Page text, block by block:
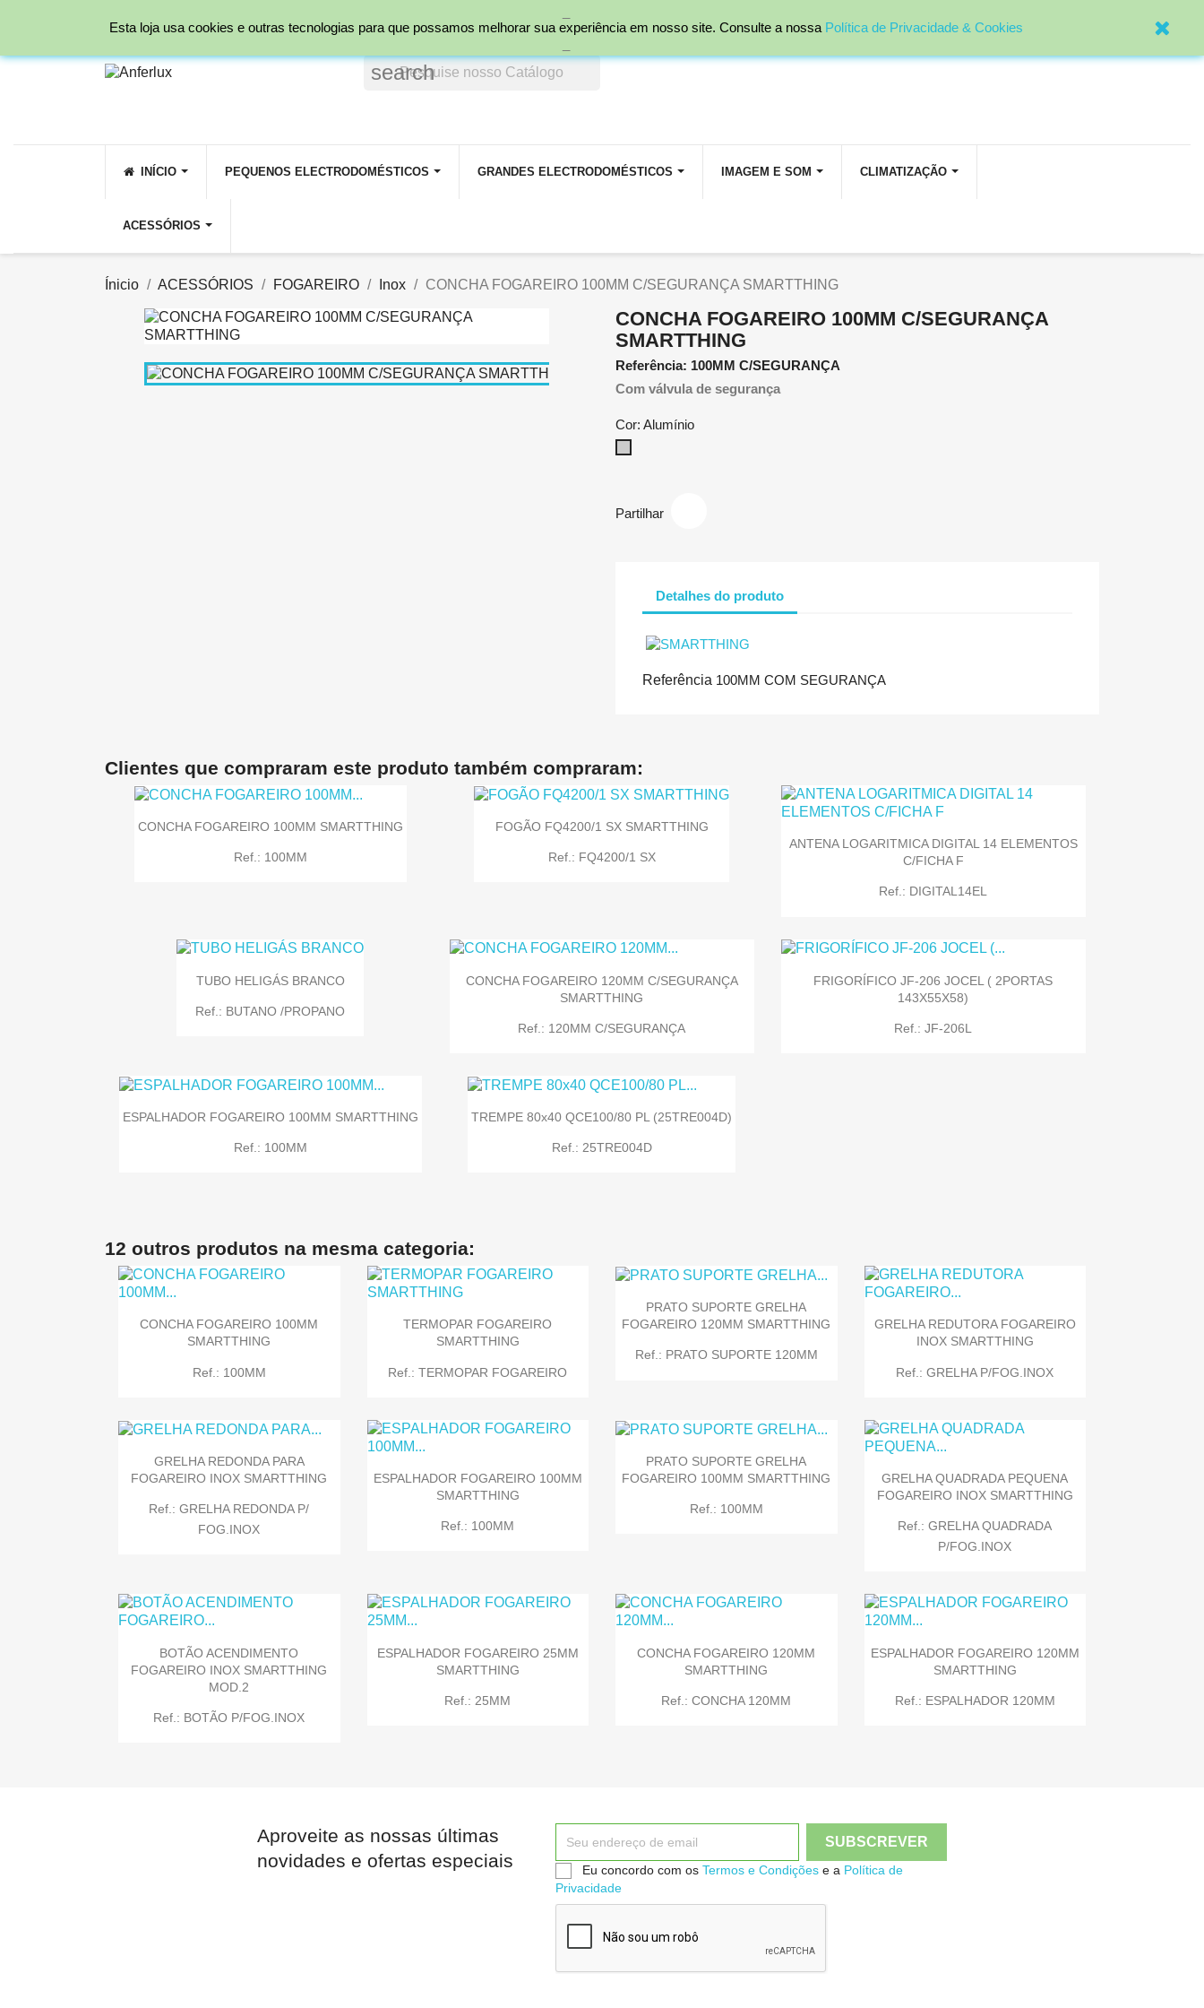
Ligue para nós:231 209 800 ( Rede fixa Nacional)
search
INÍCIO PEQUENOS ELECTRODOMÉSTICOS GRANDES ELECTRODOMÉSTICOS IMAGEM E SOM CLIMATIZAÇÃO
ACESSÓRIOS
Ínicio ACESSÓRIOS FOGAREIRO Inox CONCHA FOGAREIRO 100MM C/SEGURANÇA SMARTTHING
CONCHA FOGAREIRO 100MM C/SEGURANÇA
SMARTTHING
Referência: 100MM C/SEGURANÇA
Com válvula de segurança
Cor: Alumínio
Partilhar
Detalhes do produto
Referência 100MM COM SEGURANÇA
Clientes que compraram este produto também compraram:
CONCHA FOGAREIRO 100MM SMARTTHING
Ref.: 100MM
FOGÃO FQ4200/1 SX SMARTTHING
Ref.: FQ4200/1 SX
 Quick view
ANTENA LOGARITMICA DIGITAL 14 ELEMENTOS
C/FICHA F
Ref.: DIGITAL14EL
Quick view
TUBO HELIGÁS BRANCO
Ref.: BUTANO /PROPANO
CONCHA FOGAREIRO 120MM C/SEGURANÇA
SMARTTHING
Ref.: 120MM C/SEGURANÇA
FRIGORÍFICO JF-206 JOCEL ( 2PORTAS
143X55X58)
Ref.: JF-206L
ESPALHADOR FOGAREIRO 100MM SMARTTHING
Ref.: 100MM
 Quick view
TREMPE 80x40 QCE100/80 PL (25TRE004D)
Ref.: 25TRE004D
 Quick view
12 outros produtos na mesma categoria:
CONCHA FOGAREIRO 100MM
SMARTTHING
Ref.: 100MM
 Quick view
TERMOPAR FOGAREIRO
SMARTTHING
Ref.: TERMOPAR FOGAREIRO
PRATO SUPORTE GRELHA
FOGAREIRO 120MM SMARTTHING
Ref.: PRATO SUPORTE 120MM
 Quick view
GRELHA REDUTORA FOGAREIRO
INOX SMARTTHING
Ref.: GRELHA P/FOG.INOX
GRELHA REDONDA PARA
FOGAREIRO INOX SMARTTHING
Ref.: GRELHA REDONDA P/
FOG.INOX
 Quick view
ESPALHADOR FOGAREIRO 100MM
SMARTTHING
Ref.: 100MM
 Quick view
PRATO SUPORTE GRELHA
FOGAREIRO 100MM SMARTTHING
Ref.: 100MM
 Quick view
GRELHA QUADRADA PEQUENA
FOGAREIRO INOX SMARTTHING
Ref.: GRELHA QUADRADA
P/FOG.INOX
 Quick view
BOTÃO ACENDIMENTO
FOGAREIRO INOX SMARTTHING
MOD.2
Ref.: BOTÃO P/FOG.INOX
Quick view
ESPALHADOR FOGAREIRO 25MM
SMARTTHING
Ref.: 25MM
 Quick view
CONCHA FOGAREIRO 120MM
SMARTTHING
Ref.: CONCHA 120MM

ESPALHADOR FOGAREIRO 120MM
SMARTTHING
Ref.: ESPALHADOR 120MM
Aproveite as nossas últimas
novidades e ofertas especiais
Eu concordo com osTermos e Condições e a Política de
Privacidade
Esta loja usa cookies e outras tecnologias para que possamos melhorar sua experiência em nosso site. Consulte a nossa Política de Privacidade & Cookies